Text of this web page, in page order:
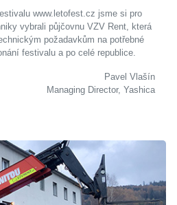
www.letofest.cz jsme si pro
vybrali půjčovnu VZV Rent, která
požadavkům na potřebné
festivalu a po celé republice.
Pavel Vlašín
Managing Director, Yashica